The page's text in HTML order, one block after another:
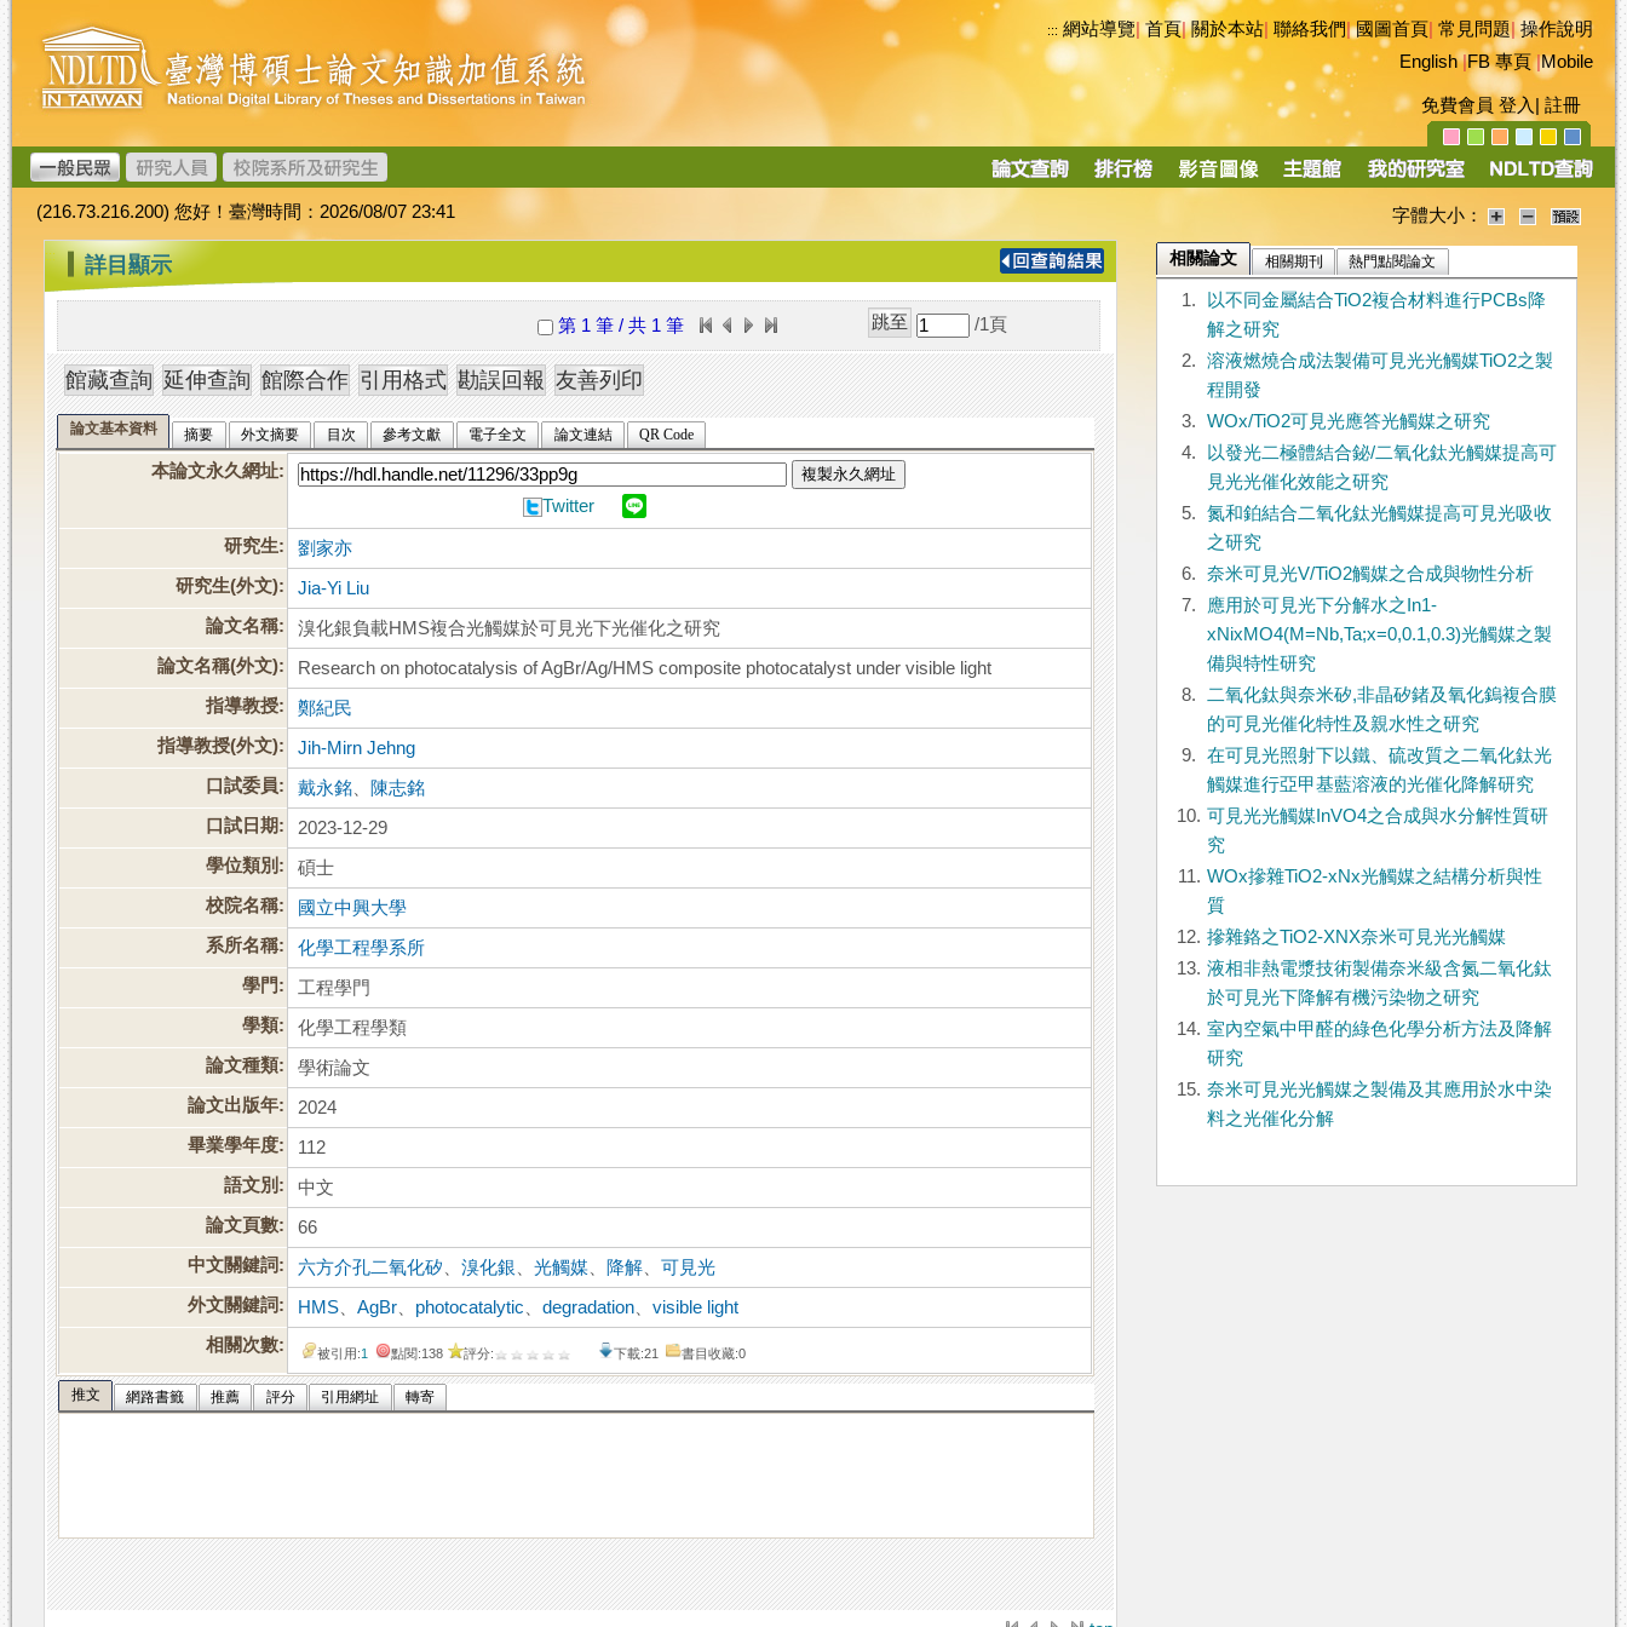
跳
到
主
要
內
容
臺
灣
博
碩
士
論
文
加
值
系
統
::: 網站導覽|首頁|關於本站 聯絡我們|國圖首頁 常見問題|操作說明
English|FB 專頁|Mobile
免費會員 登入 註冊
導
(216.73.216.200) 您好！臺灣時間：2026/08/07 23:41 字體大小：
::: 詳目顯示
第 1 筆 / 共 1 筆 /1 頁
論文基本資料 摘要 外文摘要 目次 參考文獻 電子全文 論文連結 QR Code
本論文永久網址: 複製永久網址
Twitter
研究生:
劉家亦
研究生(外文):
Jia-Yi Liu
論文名稱:
溴化銀負載HMS複合光觸媒於可見光下光催化之研究
論文名稱(外文):
Research on photocatalysis of AgBr/Ag/HMS composite photocatalyst under visible light
指導教授:
鄭紀民
指導教授(外文):
Jih-Mirn Jehng
口試委員:
戴永銘
陳志銘
口試日期:
2023-12-29
學位類別:
碩士
校院名稱:
國立中興大學
系所名稱:
化學工程學系所
學門:
工程學門
學類:
化學工程學類
論文種類:
學術論文
論文出版年:
2024
畢業學年度:
112
語文別:
中文
論文頁數:
66
中文關鍵詞:
六方介孔二氧化矽 、溴化銀 、光觸媒 降解 、可見光
外文關鍵詞:
HMS 、AgBr photocatalytic 、degradation 、visible light
相關次數:
被引用:1 點閱:138 評分: 下載:21 書目收藏:0
推文 網路書籤 推薦 評分 引用網址 轉寄
相關論文 相關期刊 熱門點閱論文
1.
以不同金屬結合TiO2複合材料進行PCBs降
解之研究
2.
溶液燃燒合成法製備可見光光觸媒TiO2之製
程開發
3.
WOx/TiO2可見光應答光觸媒之研究
4.
以發光二極體結合鉍/二氧化鈦光觸媒提高可
見光光催化效能之研究
5.
氮和鉑結合二氧化鈦光觸媒提高可見光吸收
之研究
6.
奈米可見光V/TiO2觸媒之合成與物性分析
7.
應用於可見光下分解水之In1-
xNixMO4(M=Nb,Ta;x=0,0.1,0.3)光觸媒之製
備與特性研究
8.
二氧化鈦與奈米矽,非晶矽鍺及氧化鎢複合膜
的可見光催化特性及親水性之研究
9.
在可見光照射下以鐵、硫改質之二氧化鈦光
觸媒進行亞甲基藍溶液的光催化降解研究
10. 可見光光觸媒InVO4之合成與水分解性質研
究
11. WOx摻雜TiO2-xNx光觸媒之結構分析與性
質
12. 摻雜鉻之TiO2-XNX奈米可見光光觸媒
13. 液相非熱電漿技術製備奈米級含氮二氧化鈦
於可見光下降解有機污染物之研究
14. 室內空氣中甲醛的綠色化學分析方法及降解
研究
15. 奈米可見光光觸媒之製備及其應用於水中染
料之光催化分解